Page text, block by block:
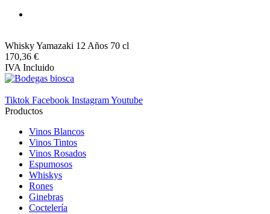
Whisky Yamazaki 12 Años 70 cl
170,36 €
IVA Incluido
Tiktok Facebook InstagramYoutube
Productos
Vinos Blancos
Vinos Tintos
Vinos Rosados
Espumosos
Whiskys
Rones
Ginebras
Coctelería